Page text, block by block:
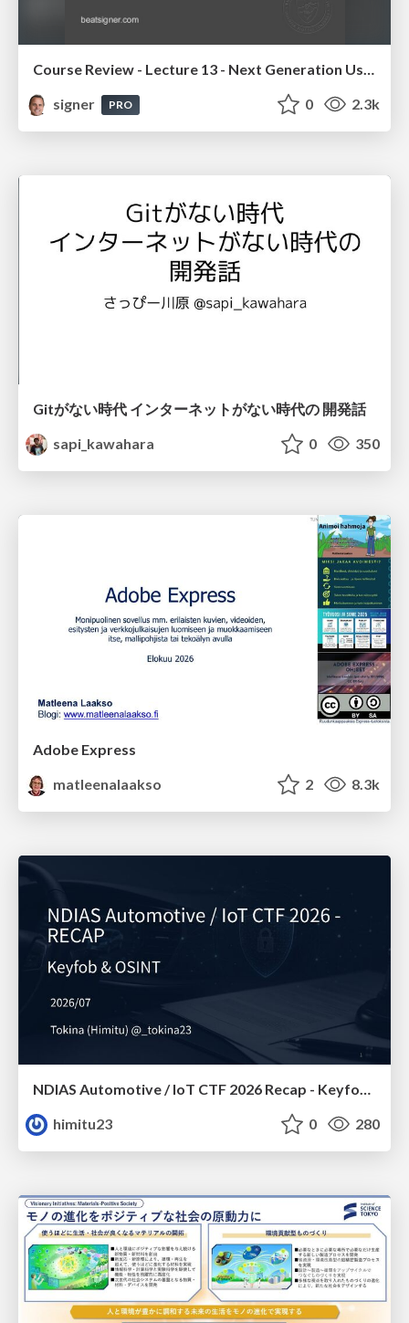
Course Review - Lecture 13 - Next Generation User Interfaces (4018166FNR)
signer
PRO 0 2.3k
Gitがない時代 インターネットがない時代の 開発話
sapi_kawahara
0 350
Adobe Express
matleenalaakso
2 8.3k
NDIAS Automotive / IoT CTF 2026 Recap - Keyfob & OSINT
himitu23
0 280